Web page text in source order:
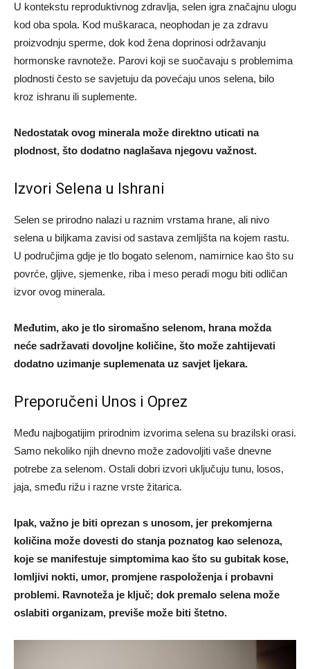
U kontekstu reproduktivnog zdravlja, selen igra značajnu ulogu
kod oba spola. Kod muškaraca, neophodan je za zdravu
proizvodnju sperme, dok kod žena doprinosi održavanju
hormonske ravnoteže. Parovi koji se suočavaju s problemima
plodnosti često se savjetuju da povećaju unos selena, bilo
kroz ishranu ili suplemente.
Nedostatak ovog minerala može direktno uticati na
plodnost, što dodatno naglašava njegovu važnost.
Izvori Selena u Ishrani
Selen se prirodno nalazi u raznim vrstama hrane, ali nivo
selena u biljkama zavisi od sastava zemljišta na kojem rastu.
U područjima gdje je tlo bogato selenom, namirnice kao što su
povrće, gljive, sjemenke, riba i meso peradi mogu biti odličan
izvor ovog minerala.
Međutim, ako je tlo siromašno selenom, hrana možda
neće sadržavati dovoljne količine, što može zahtijevati
dodatno uzimanje suplemenata uz savjet ljekara.
Preporučeni Unos i Oprez
Među najbogatijim prirodnim izvorima selena su brazilski orasi.
Samo nekoliko njih dnevno može zadovoljiti vaše dnevne
potrebe za selenom. Ostali dobri izvori uključuju tunu, losos,
jaja, smeđu rižu i razne vrste žitarica.
Ipak, važno je biti oprezan s unosom, jer prekomjerna
količina može dovesti do stanja poznatog kao selenoza,
koje se manifestuje simptomima kao što su gubitak kose,
lomljivi nokti, umor, promjene raspoloženja i probavni
problemi. Ravnoteža je ključ; dok premalo selena može
oslabiti organizam, previše može biti štetno.